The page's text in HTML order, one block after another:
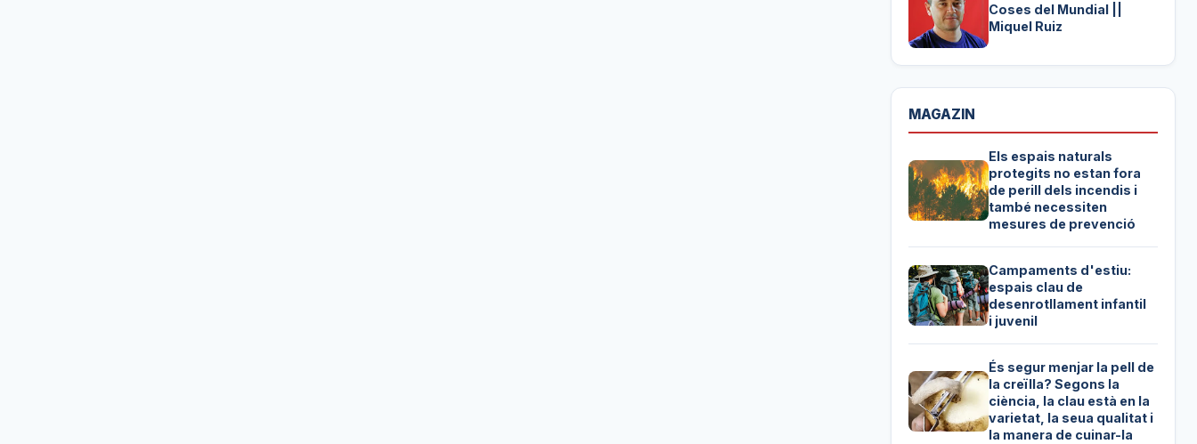
Coses del Mundial ||
Miquel Ruiz
MAGAZIN
Els espais naturals
protegits no estan fora
de perill dels incendis i
també necessiten
mesures de prevenció
Campaments d'estiu:
espais clau de
desenrotllament infantil
i juvenil
És segur menjar la pell de
la creïlla? Segons la
ciència, la clau està en la
varietat, la seua qualitat i
la manera de cuinar-la